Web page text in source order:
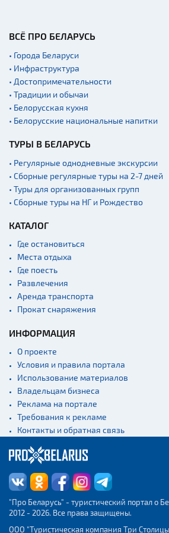
Железнодорожные
вокзалы
ВСЁ ПРО БЕЛАРУСЬ
• Города Беларуси
• Инфраструктура
• Достопримечательности
• Традиции и обычаи
• Белорусская кухня
• Белорусские национальные напитки
ТУРЫ В БЕЛАРУСЬ
• Регулярные однодневные экскурсии
• Сборные регулярные туры на 2-7 дней
• Туры для организованных групп
• Сборные туры на НГ и Рождество
КАТАЛОГ
Где остановиться
Места отдыха
Где поесть
Развлечения
Аренда транспорта
Прокат снаряжения
ИНФОРМАЦИЯ
О проекте
Условия и правила портала
Использование материалов
Владельцам бизнеса
Реклама на портале
Требования к рекламе
Контакты и обратная связь
"Про Беларусь" - туристический портал о
2012 - 2026. Все права защищены.
ООО "Туристическая компания Три